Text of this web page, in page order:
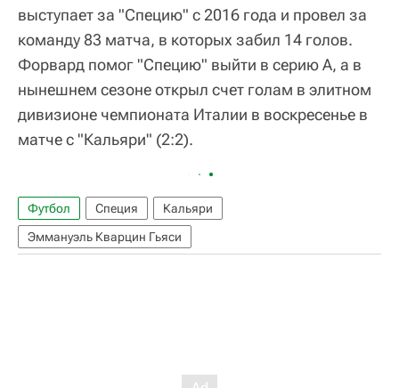
выступает за "Специю" с 2016 года и провел за
команду 83 матча, в которых забил 14 голов.
Форвард помог "Специю" выйти в серию А, а в
нынешнем сезоне открыл счет голам в элитном
дивизионе чемпионата Италии в воскресенье в
матче с "Кальяри" (2:2).
Футбол Специя
Кальяри
Эммануэль Кварцин Гьяси